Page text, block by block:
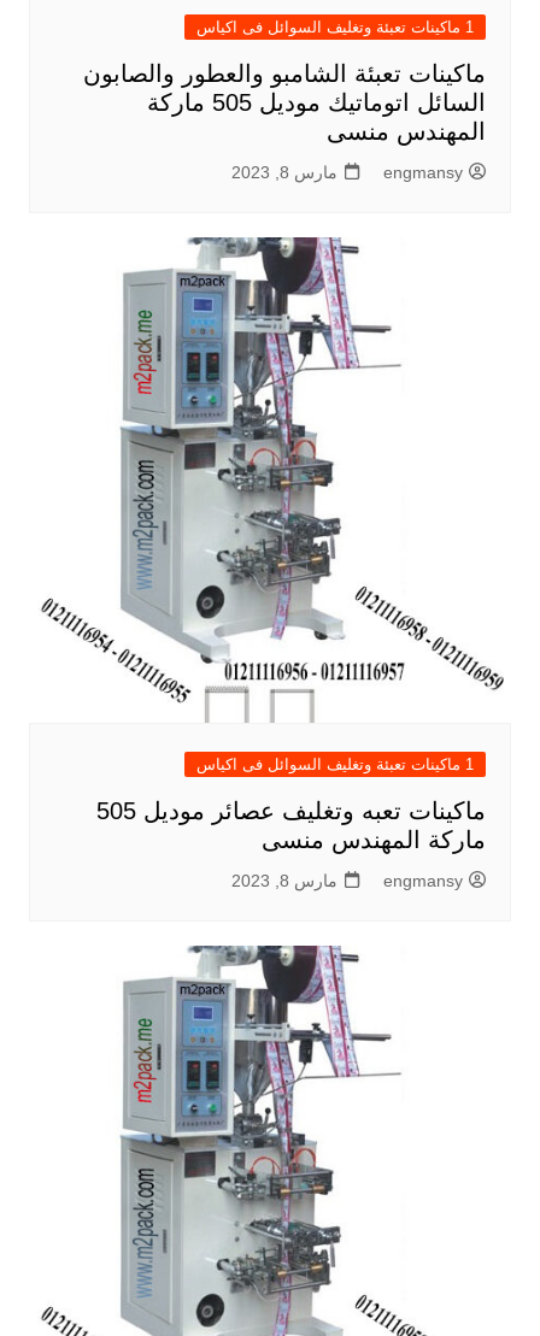
1 ماكينات تعبئة وتغليف السوائل فى اكياس
ماكينات تعبئة الشامبو والعطور والصابون
السائل اتوماتيك موديل 505 ماركة
المهندس منسى
engmansy مارس 8, 2023
1 ماكينات تعبئة وتغليف السوائل فى اكياس
ماكينات تعبه وتغليف عصائر موديل 505
ماركة المهندس منسى
engmansy مارس 8, 2023